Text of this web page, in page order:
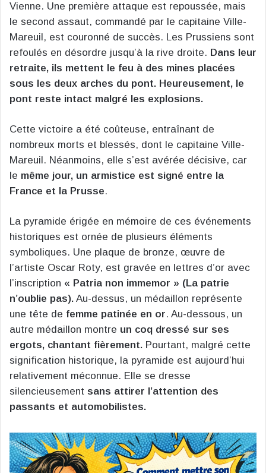
Vienne. Une première attaque est repoussée, mais
le second assaut, commandé par le capitaine Ville-
Mareuil, est couronné de succès. Les Prussiens sont
refoulés en désordre jusqu’à la rive droite. Dans leur
retraite, ils mettent le feu à des mines placées
sous les deux arches du pont. Heureusement, le
pont reste intact malgré les explosions.
Cette victoire a été coûteuse, entraînant de
nombreux morts et blessés, dont le capitaine Ville-
Mareuil. Néanmoins, elle s’est avérée décisive, car
le même jour, un armistice est signé entre la
France et la Prusse.
La pyramide érigée en mémoire de ces événements
historiques est ornée de plusieurs éléments
symboliques. Une plaque de bronze, œuvre de
l’artiste Oscar Roty, est gravée en lettres d’or avec
l’inscription « Patria non immemor » (La patrie
n’oublie pas). Au-dessus, un médaillon représente
une tête de femme patinée en or. Au-dessous, un
autre médaillon montre un coq dressé sur ses
ergots, chantant fièrement. Pourtant, malgré cette
signification historique, la pyramide est aujourd’hui
relativement méconnue. Elle se dresse
silencieusement sans attirer l’attention des
passants et automobilistes.